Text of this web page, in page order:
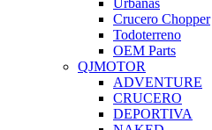
Urbanas
Crucero Chopper
Todoterreno
OEM Parts
QJMOTOR
ADVENTURE
CRUCERO
DEPORTIVA